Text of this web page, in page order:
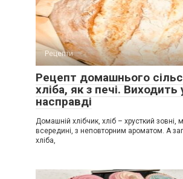
Рецепти
Рецепт домашнього
хліба, як з печі. Виходить
насправді
Домашній хлібчик, хліб – хрусткий зовні,
всередині, з неповторним ароматом. А
хліба,